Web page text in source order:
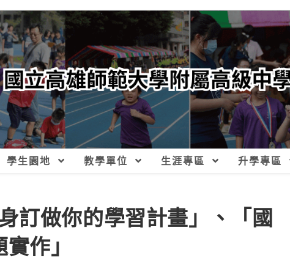
學生園地 教學單位 生涯專區 升學專區
訂做你的學習計畫」、「國
作」